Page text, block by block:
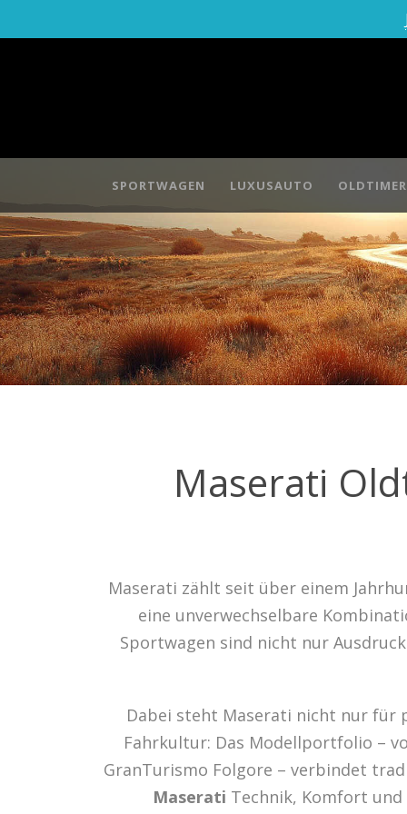
SPORTWAGEN LUXUSAUTO OLDTIMER
Maserati
Maserati zählt seit über einem
eine unverwechselbare
Sportwagen sind nicht nur
Dabei steht Maserati nicht nur für
Fahrkultur: Das Modellportfolio –
GranTurismo Folgore – verbindet
Maserati Technik, Komfort